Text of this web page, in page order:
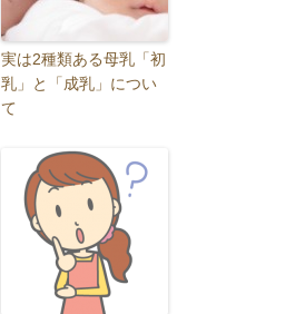
実は2種類ある母乳「初
乳」と「成乳」につい
て